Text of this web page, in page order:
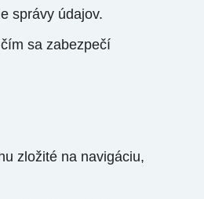
správy údajov.
sa zabezpečí
zložité na navigáciu,